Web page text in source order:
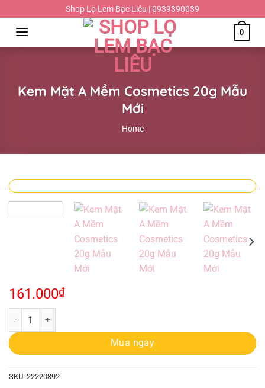
đến
dung
Shop Lọ Lem Bạc Liêu | 0939390039
0
Kem Mặt A Mềm Cosmetics 20g Mẫu
Mới
Home
161.000₫
Kem Mặt A Mềm Cosmetics 20g Mẫu Mới quantity
Mua ngay
SKU: 22220392